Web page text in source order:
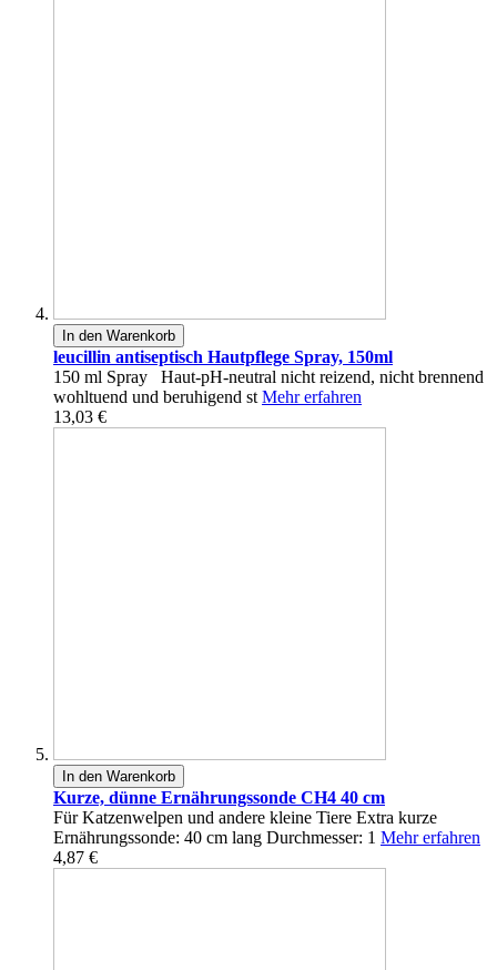
In den Warenkorb
leucillin antiseptisch Hautpflege Spray, 150ml
150 ml Spray Haut-pH-neutral nicht reizend, nicht brennend
wohltuend und beruhigend st Mehr erfahren
13,03 €
In den Warenkorb
Kurze, dünne Ernährungssonde CH4 40 cm
Für Katzenwelpen und andere kleine Tiere Extra kurze
Ernährungssonde: 40 cm lang Durchmesser: 1 Mehr erfahren
4,87 €